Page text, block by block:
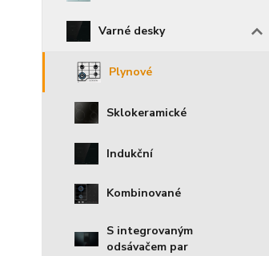
Varné desky
Plynové
Sklokeramické
Indukční
Kombinované
S integrovaným
odsávačem par